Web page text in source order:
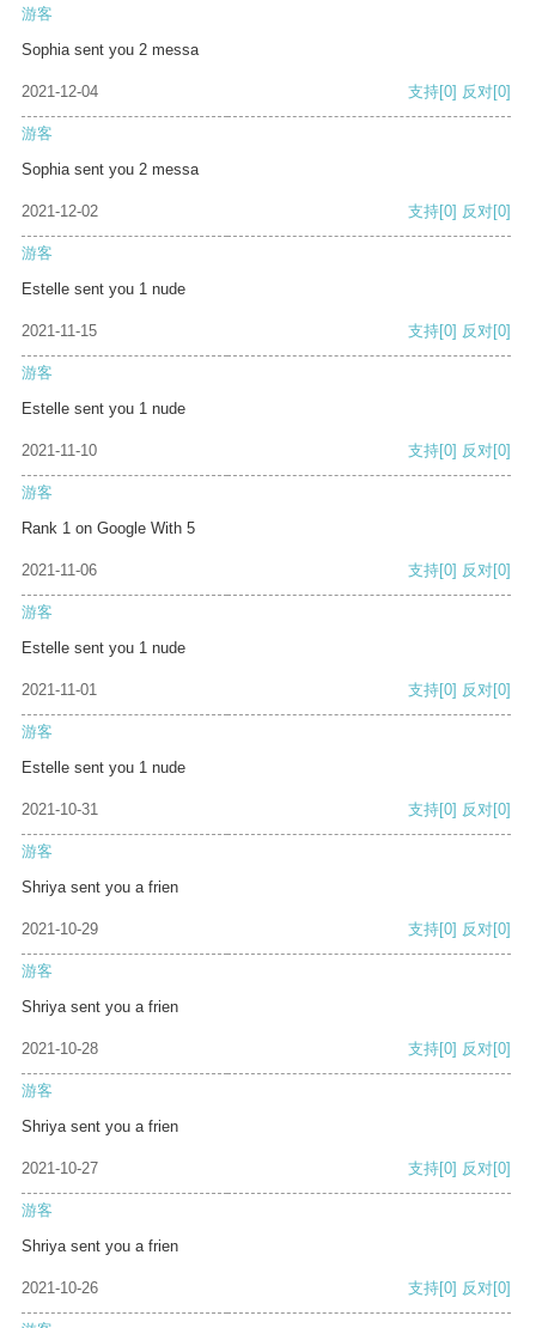
游客
Sophia sent you 2 messa
2021-12-04 支持[0] 反对[0]
游客
Sophia sent you 2 messa
2021-12-02 支持[0] 反对[0]
游客
Estelle sent you 1 nude
2021-11-15 支持[0] 反对[0]
游客
Estelle sent you 1 nude
2021-11-10 支持[0] 反对[0]
游客
Rank 1 on Google With 5
2021-11-06 支持[0] 反对[0]
游客
Estelle sent you 1 nude
2021-11-01 支持[0] 反对[0]
游客
Estelle sent you 1 nude
2021-10-31 支持[0] 反对[0]
游客
Shriya sent you a frien
2021-10-29 支持[0] 反对[0]
游客
Shriya sent you a frien
2021-10-28 支持[0] 反对[0]
游客
Shriya sent you a frien
2021-10-27 支持[0] 反对[0]
游客
Shriya sent you a frien
2021-10-26 支持[0] 反对[0]